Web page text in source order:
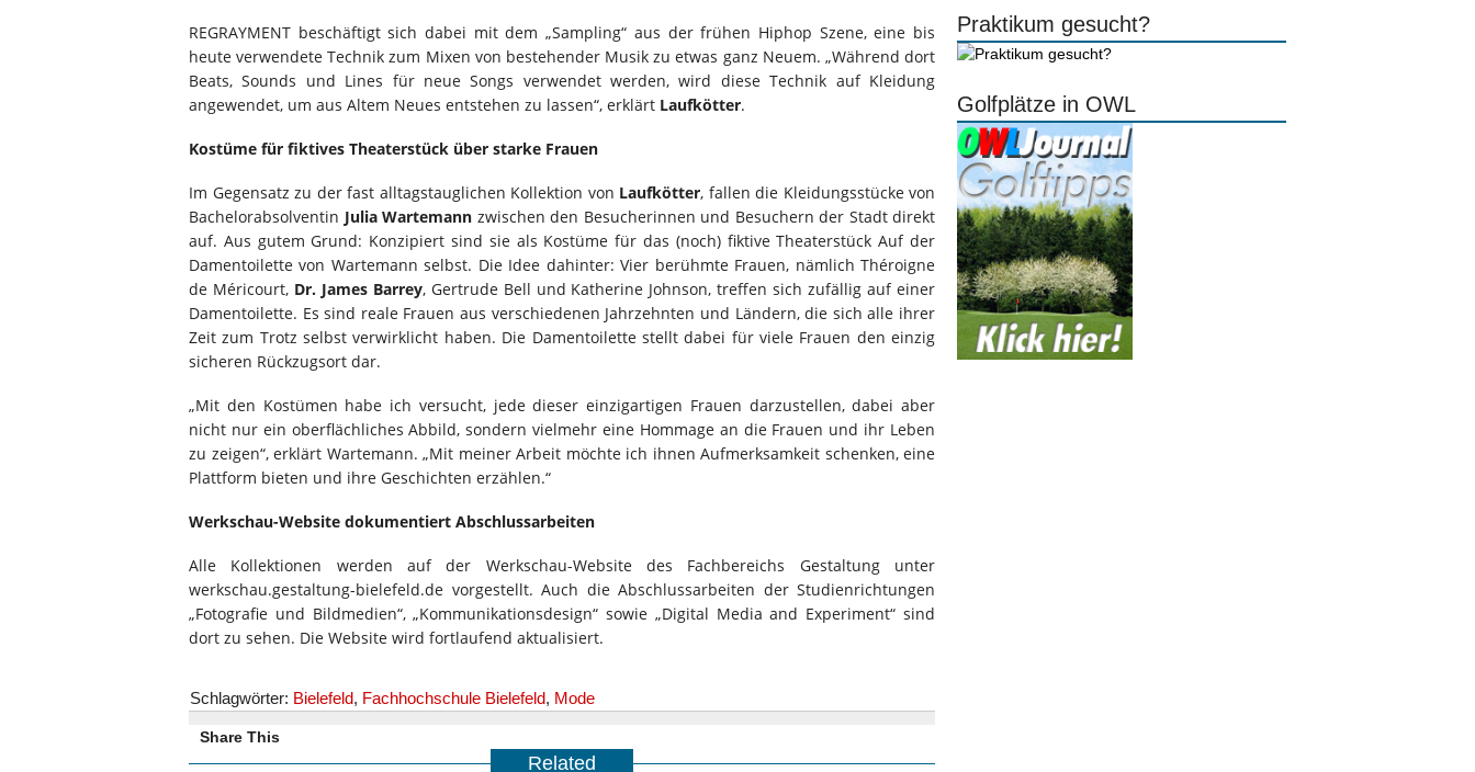
REGRAYMENT beschäftigt sich dabei mit dem „Sampling“ aus der frühen Hiphop Szene, eine bis
heute verwendete Technik zum Mixen von bestehender Musik zu etwas ganz Neuem. „Während dort
Beats, Sounds und Lines für neue Songs verwendet werden, wird diese Technik auf Kleidung
angewendet, um aus Altem Neues entstehen zu lassen“, erklärt Laufkötter.
Kostüme für fiktives Theaterstück über starke Frauen
Im Gegensatz zu der fast alltagstauglichen Kollektion von Laufkötter, fallen die Kleidungsstücke von
Bachelorabsolventin Julia Wartemann zwischen den Besucherinnen und Besuchern der Stadt direkt
auf. Aus gutem Grund: Konzipiert sind sie als Kostüme für das (noch) fiktive Theaterstück Auf der
Damentoilette von Wartemann selbst. Die Idee dahinter: Vier berühmte Frauen, nämlich Théroigne
de Méricourt, Dr. James Barrey, Gertrude Bell und Katherine Johnson, treffen sich zufällig auf einer
Damentoilette. Es sind reale Frauen aus verschiedenen Jahrzehnten und Ländern, die sich alle ihrer
Zeit zum Trotz selbst verwirklicht haben. Die Damentoilette stellt dabei für viele Frauen den einzig
sicheren Rückzugsort dar.
„Mit den Kostümen habe ich versucht, jede dieser einzigartigen Frauen darzustellen, dabei aber
nicht nur ein oberflächliches Abbild, sondern vielmehr eine Hommage an die Frauen und ihr Leben
zu zeigen“, erklärt Wartemann. „Mit meiner Arbeit möchte ich ihnen Aufmerksamkeit schenken, eine
Plattform bieten und ihre Geschichten erzählen.“
Werkschau-Website dokumentiert Abschlussarbeiten
Alle Kollektionen werden auf der Werkschau-Website des Fachbereichs Gestaltung unter
werkschau.gestaltung-bielefeld.de vorgestellt. Auch die Abschlussarbeiten der Studienrichtungen
„Fotografie und Bildmedien“, „Kommunikationsdesign“ sowie „Digital Media and Experiment“ sind
dort zu sehen. Die Website wird fortlaufend aktualisiert.
Schlagwörter: Bielefeld, Fachhochschule Bielefeld, Mode
Share This
Related
Praktikum gesucht?
Golfplätze in OWL